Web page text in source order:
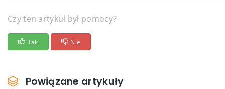
Czy ten artykuł był pomocy?
Tak Nie
Powiązane artykuły